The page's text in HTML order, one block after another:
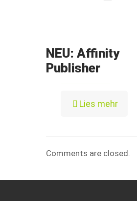
NEU: Affinity
Publisher
Lies mehr
Comments are closed.